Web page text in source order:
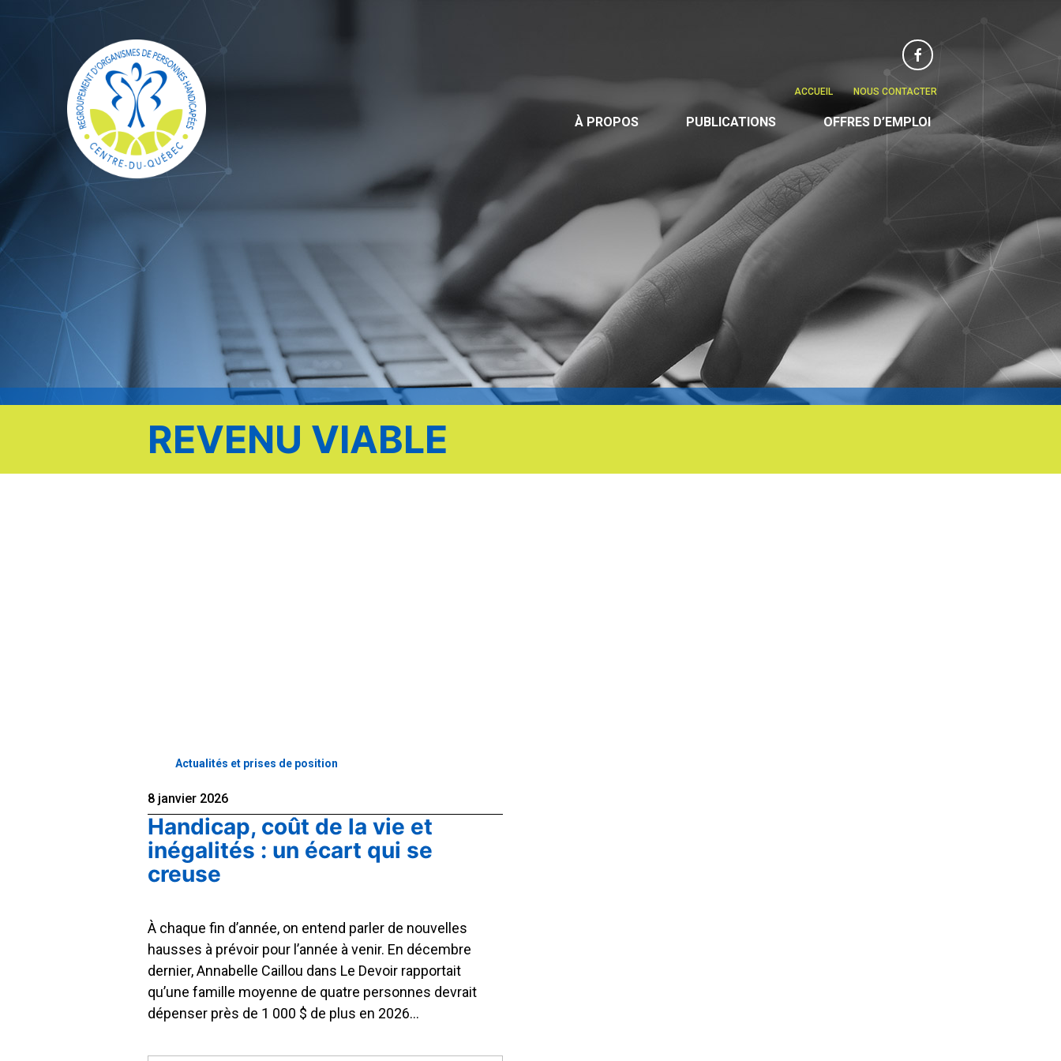
Facebook
ACCUEIL NOUS CONTACTER
À PROPOS PUBLICATIONS OFFRES D’EMPLOI
Facebook
REVENU VIABLE
Actualités et prises de position
8 janvier 2026
Handicap, coût de la vie et
inégalités : un écart qui se
creuse
À chaque fin d’année, on entend parler de nouvelles
hausses à prévoir pour l’année à venir. En décembre
dernier, Annabelle Caillou dans Le Devoir rapportait
qu’une famille moyenne de quatre personnes devrait
dépenser près de 1 000 $ de plus en 2026…